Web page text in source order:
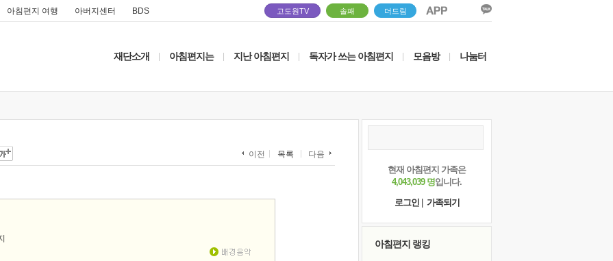
아침편지 여행 아버지센터 BDS 고도원TV 솔패 더드림
재단소개 아침편지는 지난 아침편지 독자가 쓰는 아침편지 모음방 나눔터
이전 목록 다음
현재 아침편지 가족은
4,043,039 명입니다.
로그인
가족되기
아침편지 랭킹